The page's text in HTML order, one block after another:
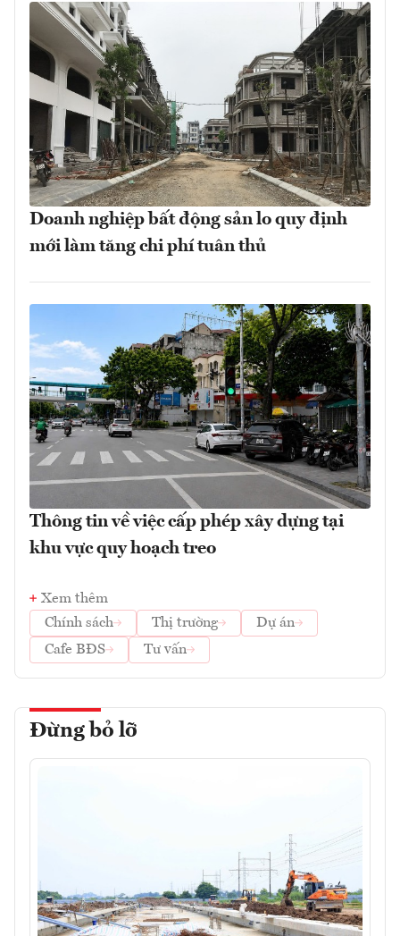
Doanh nghiệp bất động sản lo quy định
mới làm tăng chi phí tuân thủ
Thông tin về việc cấp phép xây dựng tại
khu vực quy hoạch treo
Xem thêm
Chính sách
Thị trường
Dự án
Cafe BĐS
Tư vấn
Đừng bỏ lỡ